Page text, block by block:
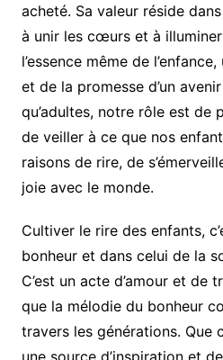
acheté. Sa valeur réside
à unir les cœurs et à
l’essence même de
et de la promesse d’un
qu’adultes, notre rôle est de
de veiller à ce que nos
raisons de rire, de
joie avec le monde.
Cultiver le rire des enfants,
bonheur et dans celui de la
C’est un acte d’amour et de
que la mélodie du bonheur
travers les générations. Que
une source d’inspiration et